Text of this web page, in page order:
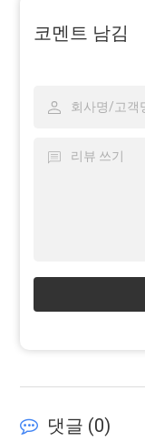
코멘트 남김
댓글 (0)